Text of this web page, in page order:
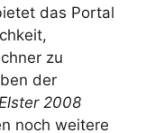
das Portal
zu
der
Elster 2008
noch weitere